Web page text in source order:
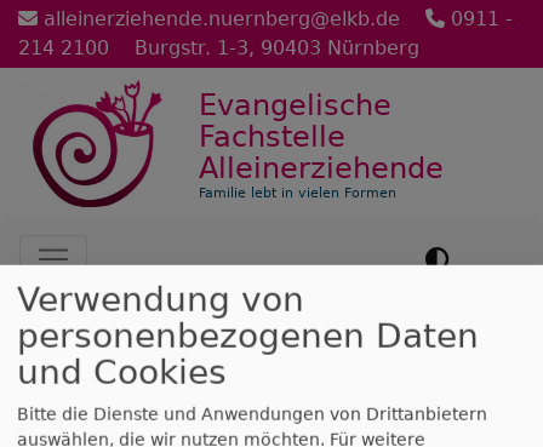
Direkt
zum
Inhalt
alleinerziehende.nuernberg@elkb.de
0911 -
214 2100
Burgstr. 1-3, 90403 Nürnberg
Evangelische
Fachstelle
Alleinerziehende
Familie lebt in vielen Formen
Hauptnavigation
Startseite Leben ohne Mutter
Leben ohne Mutter
Verwendung von
personenbezogenen Daten
und Cookies
Bitte die Dienste und Anwendungen von Drittanbietern
auswählen, die wir nutzen möchten. Für weitere